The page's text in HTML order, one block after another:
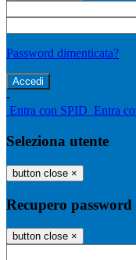
Password dimenticata?
-
Entra con SPID Entra
Seleziona utente
button close ×
Recupero password
button close ×